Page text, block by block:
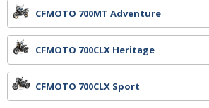
CFMOTO 700MT Adventure
CFMOTO 700CLX Heritage
CFMOTO 700CLX Sport